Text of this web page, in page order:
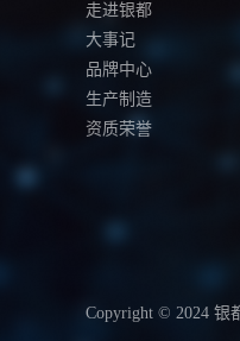
走进银都
大事记
品牌中心
生产制造
资质荣誉
Copyright © 2024 银